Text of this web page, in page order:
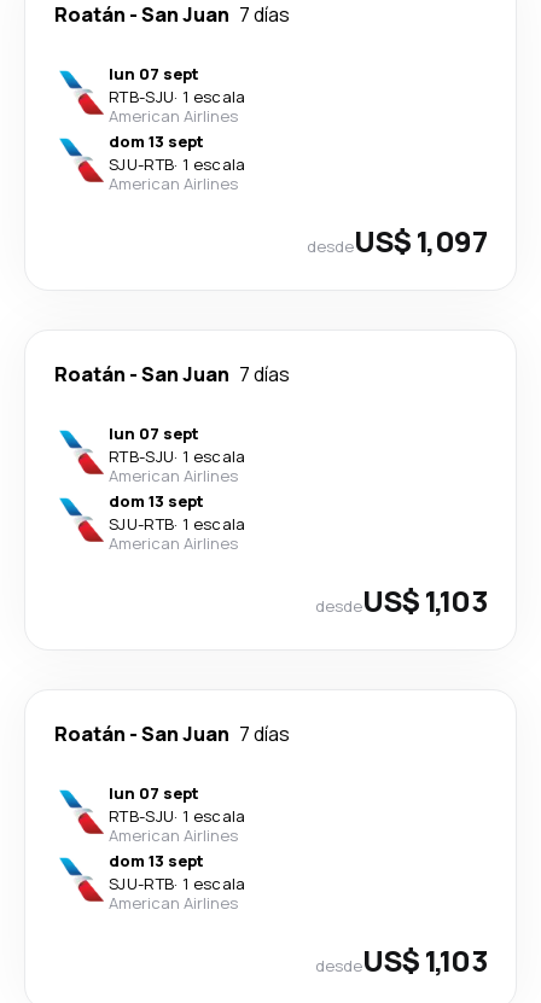
Roatán -San Juan 7 días
lun 07 sept
RTB-SJU· 1 escala
American Airlines
dom 13 sept
SJU-RTB· 1 escala
American Airlines
desdeUS$ 1,097
Roatán -San Juan 7 días
lun 07 sept
RTB-SJU· 1 escala
American Airlines
dom 13 sept
SJU-RTB· 1 escala
American Airlines
desdeUS$ 1,103
Roatán -San Juan 7 días
lun 07 sept
RTB-SJU· 1 escala
American Airlines
dom 13 sept
SJU-RTB· 1 escala
American Airlines
desdeUS$ 1,103